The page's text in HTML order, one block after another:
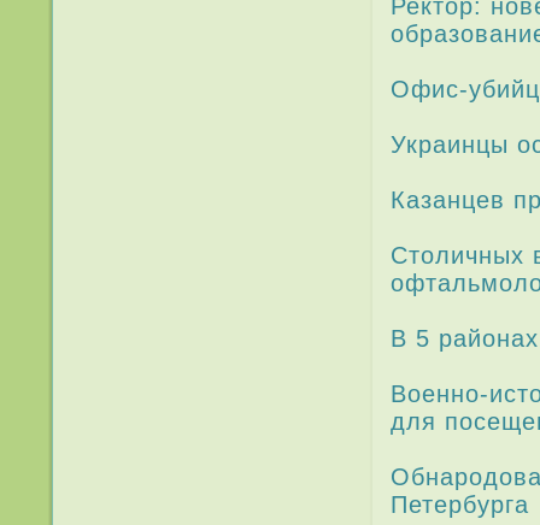
Ректор:
Офис-
Украинцы
Казанцев
Столичных
В 5
Военно-
для
Петербурга